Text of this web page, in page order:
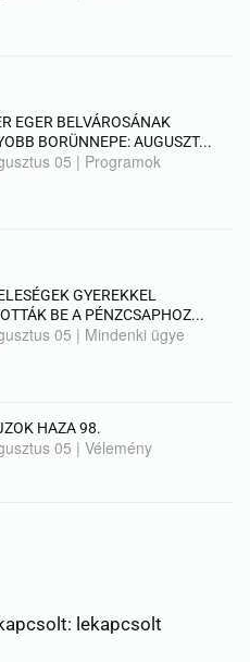
EGER BELVÁROSÁNAK
BORÜNNEPE: AUGUSZT...
05 | Programok
GYEREKKEL
BE A PÉNZCSAPHOZ...
05 | Mindenki ügye
HAZA 98.
05 |Vélemény
lekapcsolt